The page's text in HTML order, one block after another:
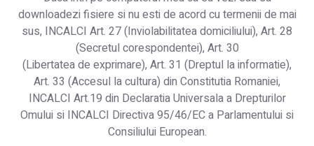
downloadezi fisiere si nu esti de acord cu termenii de mai
sus, INCALCI Art. 27 (Inviolabilitatea domiciliului), Art. 28
(Secretul corespondentei), Art. 30
(Libertatea de exprimare), Art. 31 (Dreptul la informatie),
Art. 33 (Accesul la cultura) din Constitutia Romaniei,
INCALCI Art.19 din Declaratia Universala a Drepturilor
Omului si INCALCI Directiva 95/46/EC a Parlamentului si
Consiliului European.